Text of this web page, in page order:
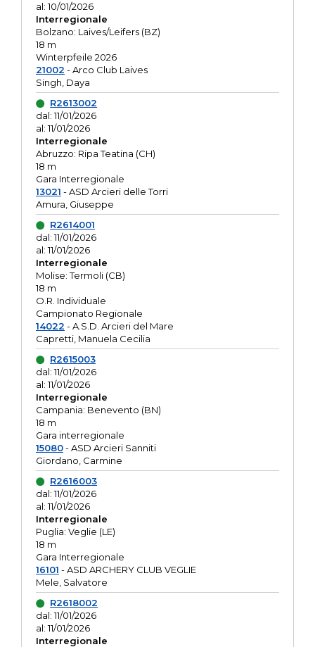
al: 10/01/2026
Interregionale
Bolzano: Laives/Leifers (BZ)
18 m
Winterpfeile 2026
21002 - Arco Club Laives
Singh, Daya
R2613002
dal: 11/01/2026
al: 11/01/2026
Interregionale
Abruzzo: Ripa Teatina (CH)
18 m
Gara Interregionale
13021 - ASD Arcieri delle Torri
Amura, Giuseppe
R2614001
dal: 11/01/2026
al: 11/01/2026
Interregionale
Molise: Termoli (CB)
18 m
O.R. Individuale
Campionato Regionale
14022 - A.S.D. Arcieri del Mare
Capretti, Manuela Cecilia
R2615003
dal: 11/01/2026
al: 11/01/2026
Interregionale
Campania: Benevento (BN)
18 m
Gara interregionale
15080- ASD Arcieri Sanniti
Giordano, Carmine
R2616003
dal: 11/01/2026
al: 11/01/2026
Interregionale
Puglia: Veglie (LE)
18 m
Gara Interregionale
16101 - ASD ARCHERY CLUB VEGLIE
Mele, Salvatore
R2618002
dal: 11/01/2026
al: 11/01/2026
Interregionale